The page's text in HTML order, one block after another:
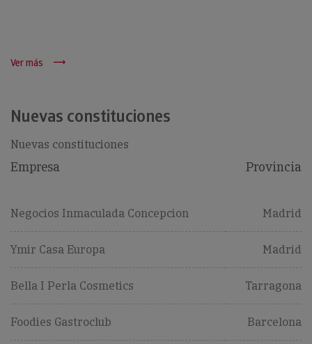
Ver más
Nuevas constituciones
Nuevas constituciones
Empresa Provincia
Negocios Inmaculada Concepcion Madrid
Ymir Casa Europa Madrid
Bella I Perla Cosmetics Tarragona
Foodies Gastroclub Barcelona